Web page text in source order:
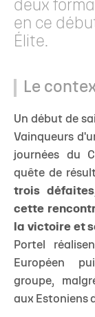
deux
en ce
Élite.
Le
Un début de
Vainqueurs
journées du
quête de
trois
cette
la victoire et
Portel
Européen
groupe,
aux Estoniens